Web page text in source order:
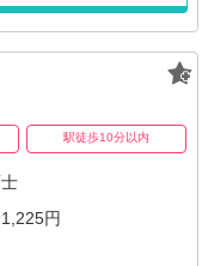
駅徒歩10分以内
円